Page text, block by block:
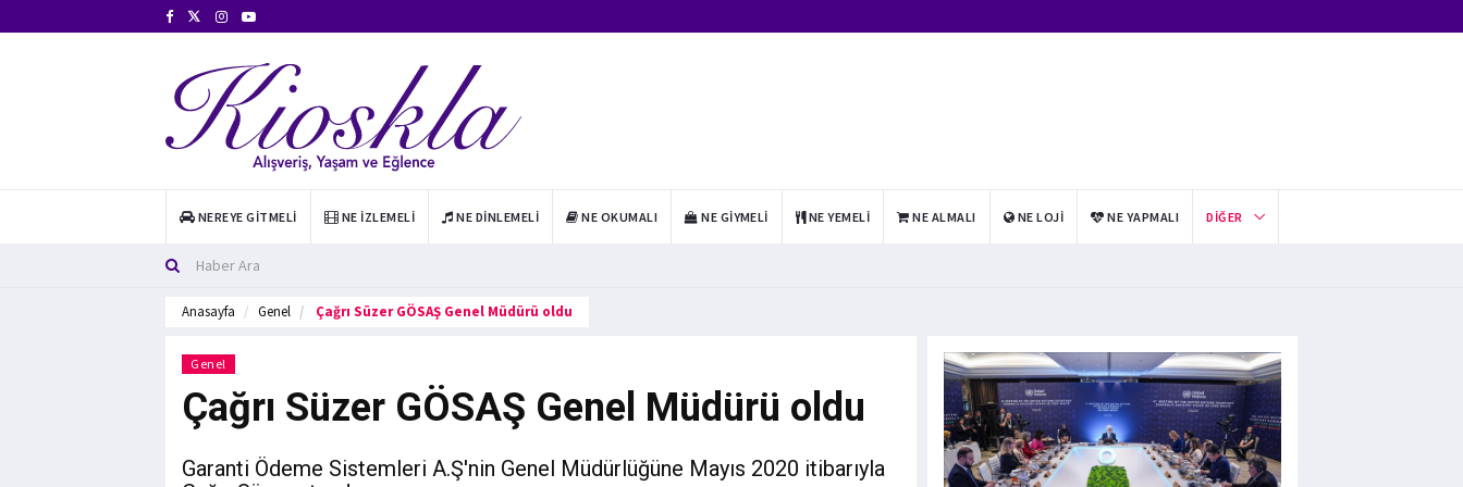
NEREYE GITMELI NE İZLEMELI NE DINLEMELI NE OKUMALI NE GIYMELI NE YEMELI NE ALMALI NE LOJI NE YAPMALI DIĞER
Anasayfa Genel Çağrı Süzer GÖSAŞ Genel Müdürü oldu
Genel
Çağrı Süzer GÖSAŞ Genel Müdürü oldu
Garanti Ödeme Sistemleri A.Ş'nin Genel Müdürlüğüne Mayıs 2020 itibarıyla